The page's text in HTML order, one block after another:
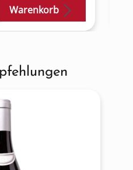
Warenkorb